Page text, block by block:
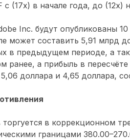
с (17х) в начале года, до
Inc. будут опубликованы 10
может составить 5,91 млрд
в предыдущем периоде, а
ранее, а прибыль в
доллара и 4,65 доллара,
в коррекционном
границами